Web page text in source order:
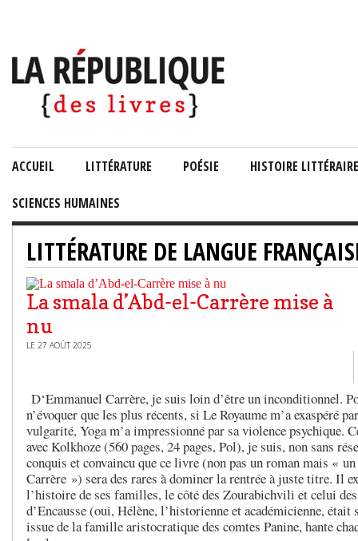
ACCUEIL LITTÉRATURE POÉSIE HISTOIRE LITTÉRAIRE
SCIENCES HUMAINES
LITTÉRATURE DE LANGUE
La smala d’Abd-el-Carrère mise à
nu
LE 27 AOÛT 2025
D‘Emmanuel Carrère, je suis loin d’être un inconditionnel.
n’évoquer que les plus récents, si Le Royaume m’a exaspéré
vulgarité, Yoga m’a impressionné par sa violence psychique.
avec Kolkhoze (560 pages, 24 pages, Pol), je suis, non sans
conquis et convaincu que ce livre (non pas un roman mais « un
Carrère ») sera des rares à dominer la rentrée à juste titre. Il
l’histoire de ses familles, le côté des Zourabichvili et celui
d’Encausse (oui, Hélène, l’historienne et académicienne, était
issue de la famille aristocratique des comtes Panine, hante